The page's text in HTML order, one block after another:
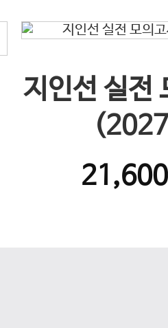
지인선 실전